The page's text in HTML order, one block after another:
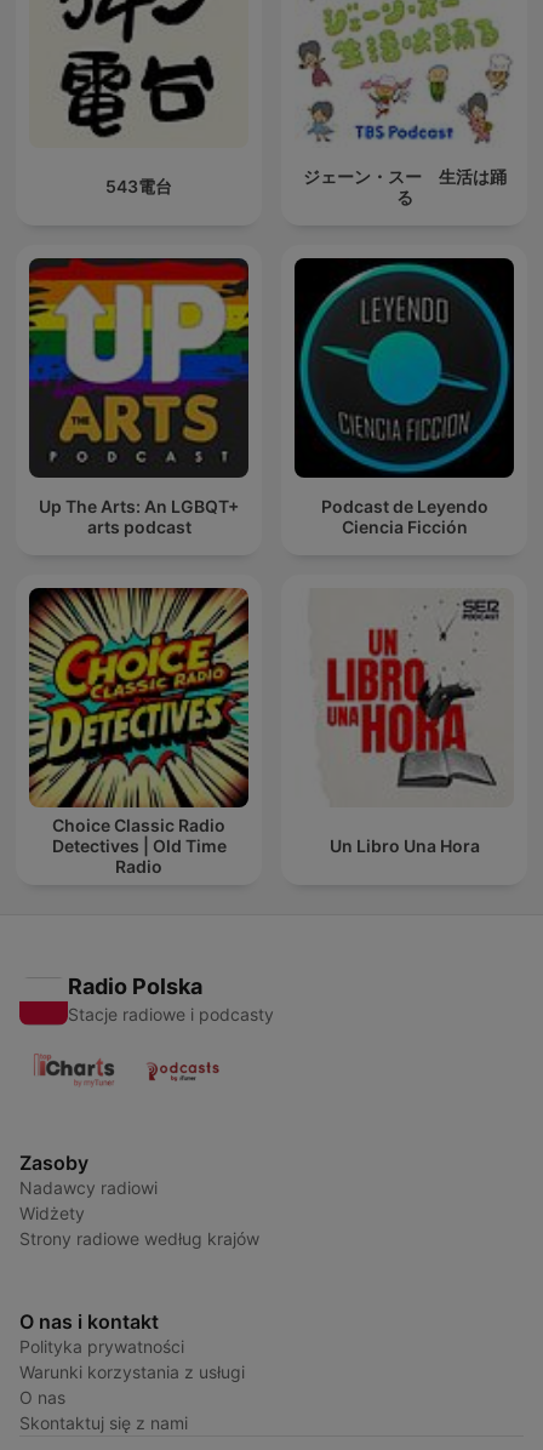
543電台
ジェーン・スー 生活は踊
る
Up The Arts: An LGBQT+
arts podcast
Podcast de Leyendo
Ciencia Ficción
Choice Classic Radio
Detectives | Old Time
Radio
Un Libro Una Hora
Radio Polska
Stacje radiowe i podcasty
Zasoby
Nadawcy radiowi
Widżety
Strony radiowe według krajów
O nas i kontakt
Polityka prywatności
Warunki korzystania z usługi
O nas
Skontaktuj się z nami